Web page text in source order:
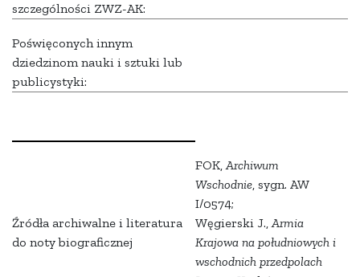
szczególności ZWZ-AK:
Poświęconych innym
dziedzinom nauki i sztuki lub
publicystyki:
Źródła archiwalne i literatura
do noty biograficznej
FOK,Archiwum
Wschodnie, sygn. AW
I/0574;
Węgierski J.,Armia
Krajowa na południowych i
wschodnich przedpolach